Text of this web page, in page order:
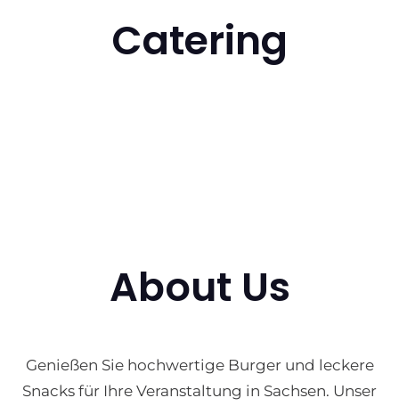
Catering
About Us
Genießen Sie hochwertige Burger und leckere
Snacks für Ihre Veranstaltung in Sachsen. Unser